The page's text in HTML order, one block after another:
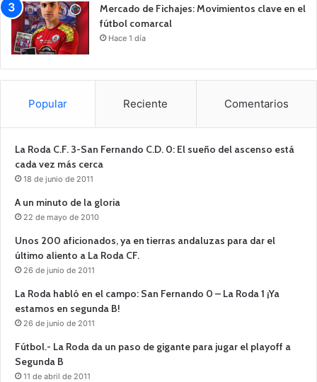
Mercado de Fichajes: Movimientos clave en el
fútbol comarcal
Hace 1 día
Popular Reciente Comentarios
La Roda C.F. 3-San Fernando C.D. 0: El sueño del ascenso está
cada vez más cerca
18 de junio de 2011
A un minuto de la gloria
22 de mayo de 2010
Unos 200 aficionados, ya en tierras andaluzas para dar el
último aliento a La Roda CF.
26 de junio de 2011
La Roda habló en el campo: San Fernando 0 – La Roda 1 ¡Ya
estamos en segunda B!
26 de junio de 2011
Fútbol.- La Roda da un paso de gigante para jugar el playoff a
Segunda B
11 de abril de 2011